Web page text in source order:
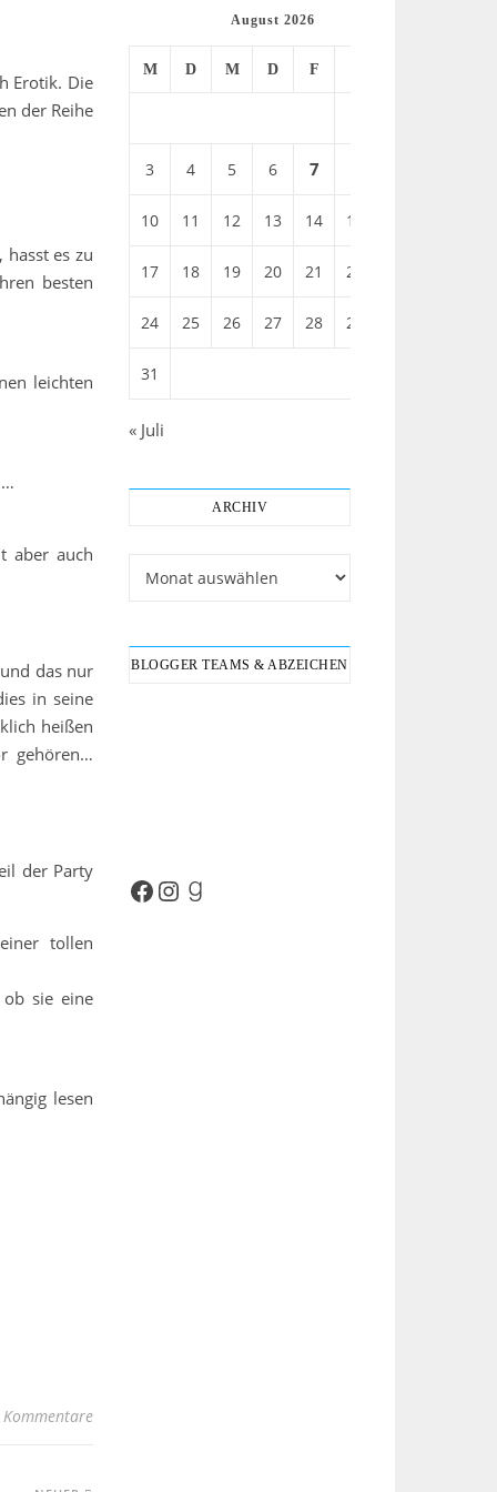
Erotik. Die
der Reihe
es zu
besten
leichten
aber auch
das nur
in seine
heißen
gehören…
der Party
tollen
sie eine
lesen
August 2026
M D M D F
3 4 5 6 7
10 11 12 13 14 15
17 18 19 20 21 22
24 25 26 27 28 29
31
« Juli
ARCHIV
BLOGGER TEAMS & ABZEICHEN
Facebook
Instagram
Goodreads